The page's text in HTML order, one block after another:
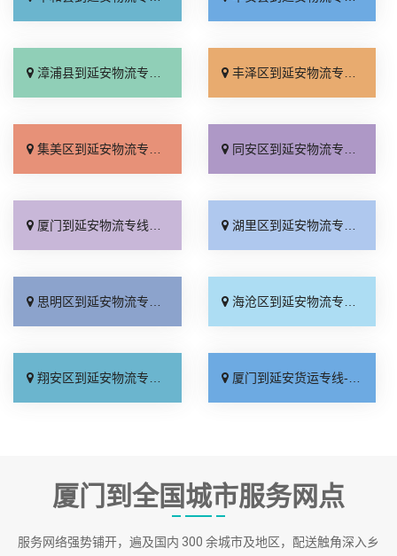
漳浦县到延安物流专线_运费多少「按时送达」 丰泽区到延安物流专线_多年经验「诚信为先」
集美区到延安物流专线_直达到站「快速直达」 同安区到延安物流专线_准时到货「全程定位」
厦门到延安物流专线_计费标准「专线查询」 湖里区到延安物流专线_资质齐全「高速快运」
思明区到延安物流专线_市县派送「整车配货」 海沧区到延安物流专线_全境到达「直通专线」
翔安区到延安物流专线_几天到达「多久能到」 厦门到延安货运专线-厦门到延安物流公司_多少一方「多少一吨」
厦门到全国城市服务网点
服务网络强势铺开，遍及国内 300 余城市及地区，配送触角深入乡